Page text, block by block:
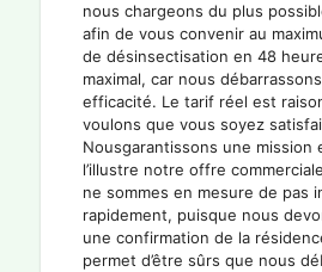
nous chargeons du plus
afin de vous convenir au
de désinsectisation en 48
maximal, car nous
efficacité. Le tarif réel est
voulons que vous soyez
Nousgarantissons une mission
l’illustre notre offre
ne sommes en mesure de pas
rapidement, puisque nous
une confirmation de la
permet d’être sûrs que nous